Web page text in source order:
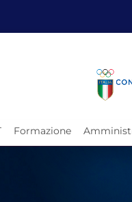
Formazione